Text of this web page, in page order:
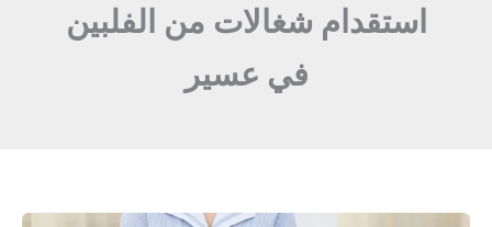
استقدام شغالات من الفلبين
في عسير